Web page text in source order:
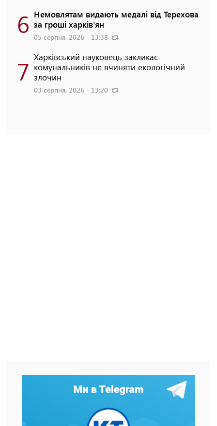
6 Немовлятам видають медалі від Терехова
за гроші харків'ян
05 серпня, 2026 - 13:38
7 Харківський науковець закликає
комунальників не вчиняти екологічний
злочин
03 серпня, 2026 - 13:20